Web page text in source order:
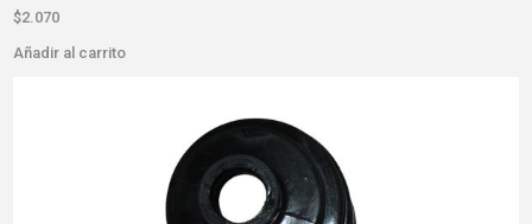
$2.070
Añadir al carrito